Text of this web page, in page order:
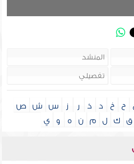
ح خ د ذ ر ز س ش
ص
ق ك ل م ن ه و ي